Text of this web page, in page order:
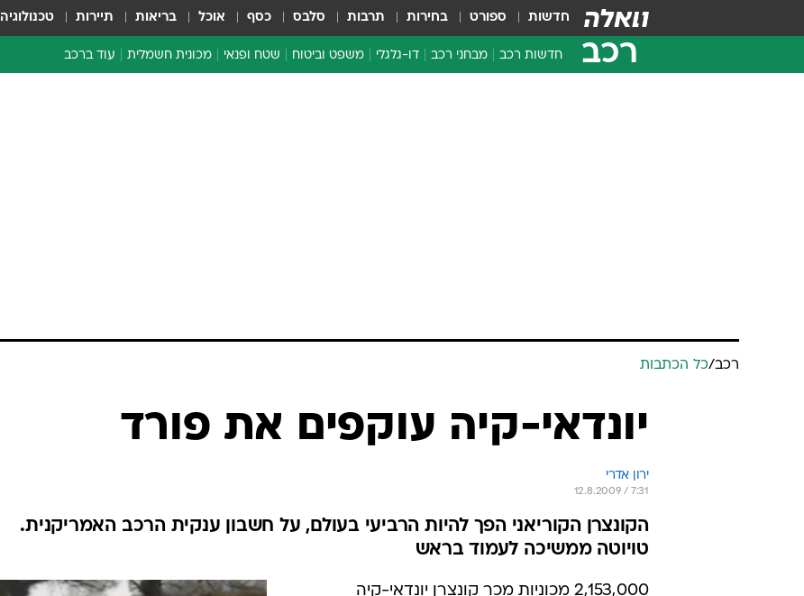
חדשות ספורט בחירות תרבות סלבס כסף אוכל בריאות תיירות טכנולוגיה
רכב חדשות רכב מבחני רכב דו-גלגלי משפט וביטוח שטח ופנאי מכונית חשמלית עוד ברכב
ארכיון מדורים
רכב/כל הכתבות
יונדאי-קיה עוקפים את פורד
ירון אדרי
12.8.2009 / 7:31
הקונצרן הקוריאני הפך להיות הרביעי בעולם, על חשבון ענקית הרכב האמריקנית.
טויוטה ממשיכה לעמוד בראש
2,153,000 מכוניות מכר קונצרן יונדאי-קיה